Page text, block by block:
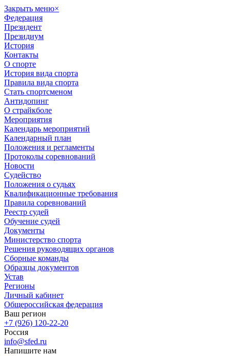
Закрыть меню×
Федерация
Президент
Президиум
История
Контакты
О спорте
История вида спорта
Правила вида спорта
Стать спортсменом
Антидопинг
О страйкболе
Мероприятия
Календарь мероприятий
Календарный план
Положения и регламенты
Протоколы соревнований
Новости
Судейство
Положения о судьях
Квалификационные требования
Правила соревнований
Реестр судей
Обучение судей
Документы
Министерство спорта
Решения руководящих органов
Сборные команды
Образцы документов
Устав
Регионы
Личный кабинет
Общероссийская федерация
Ваш регион
+7 (926) 120-22-20
Россия
info@sfed.ru
Напишите нам